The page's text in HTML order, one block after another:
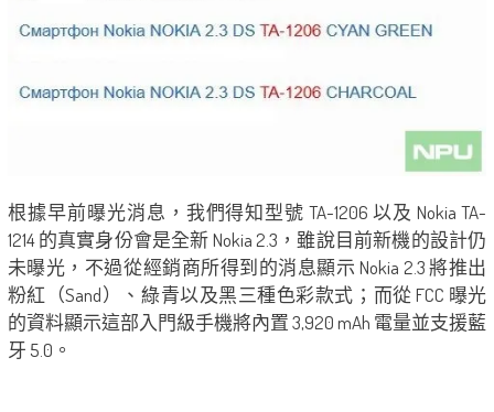
根據早前曝光消息，我們得知型號 TA-1206 以及 Nokia TA-
1214 的真實身份會是全新 Nokia 2.3，雖說目前新機的設計仍
未曝光，不過從經銷商所得到的消息顯示 Nokia 2.3 將推出
粉紅（Sand）、綠青以及黑三種色彩款式；而從 FCC 曝光
的資料顯示這部入門級手機將內置 3,920 mAh 電量並支援藍
牙 5.0。